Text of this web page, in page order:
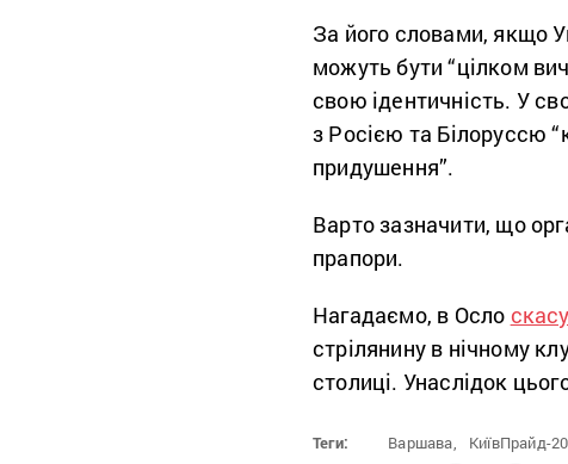
За його словами, якщо
можуть бути “цілком
свою ідентичність. У
з Росією та Білоруссю
придушення”.
Варто зазначити, що
прапори.
Нагадаємо, в Осло
стрілянину в нічному
столиці. Унаслідок
Теги: Варшава, КиївПрайд-